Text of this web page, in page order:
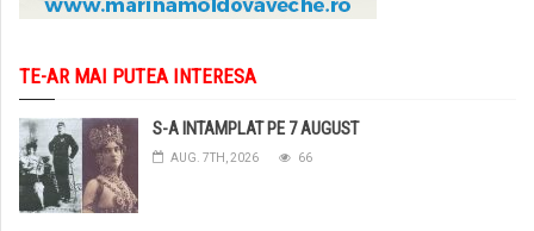
TE-AR MAI PUTEA INTERESA
S-A INTAMPLAT PE 7 AUGUST
AUG. 7TH, 2026 66